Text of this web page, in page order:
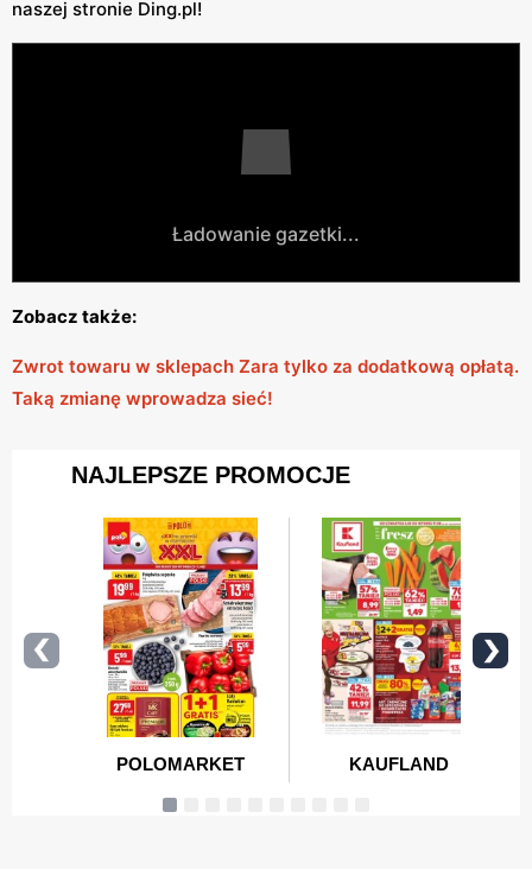
naszej stronie Ding.pl!
Ładowanie gazetki...
Zobacz także:
Zwrot towaru w sklepach Zara tylko za dodatkową opłatą.
Taką zmianę wprowadza sieć!